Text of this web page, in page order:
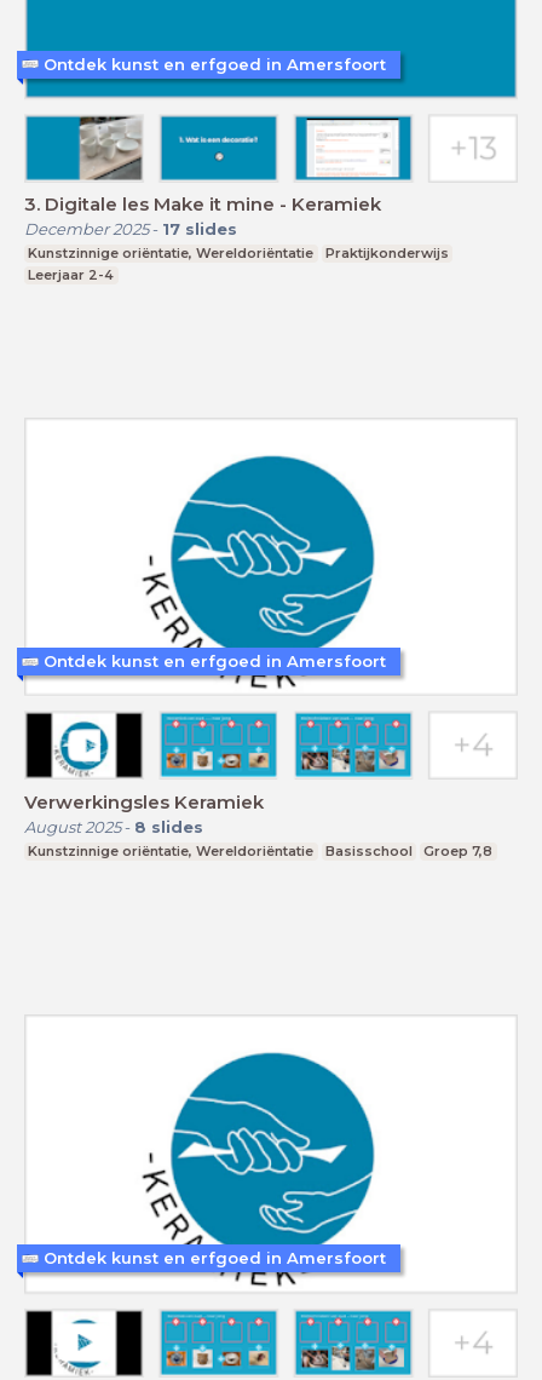
3. Digitale les Make it mine - Keramiek
December 2025- 17 slides
Kunstzinnige oriëntatie, Wereldoriëntatie
Praktijkonderwijs
Leerjaar 2-4
Ontdek kunst en erfgoed in Amersfoort
Verwerkingsles Keramiek
August 2025- 8 slides
Kunstzinnige oriëntatie, Wereldoriëntatie Basisschool Groep 7,8
Ontdek kunst en erfgoed in Amersfoort
Ontdek kunst en erfgoed in Amersfoort